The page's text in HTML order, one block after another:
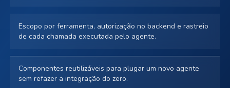
Escopo por ferramenta, autorização no backend e rastreio
de cada chamada executada pelo agente.
Componentes reutilizáveis para plugar um novo agente
sem refazer a integração do zero.